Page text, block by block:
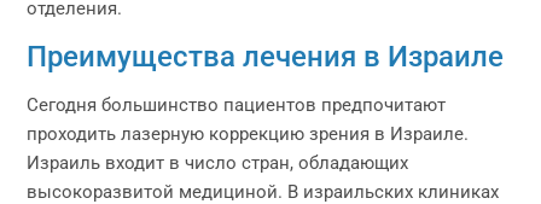
отделения.
Преимущества лечения в Израиле
Сегодня большинство пациентов предпочитают
проходить лазерную коррекцию зрения в Израиле.
Израиль входит в число стран, обладающих
высокоразвитой медициной. В израильских клиниках